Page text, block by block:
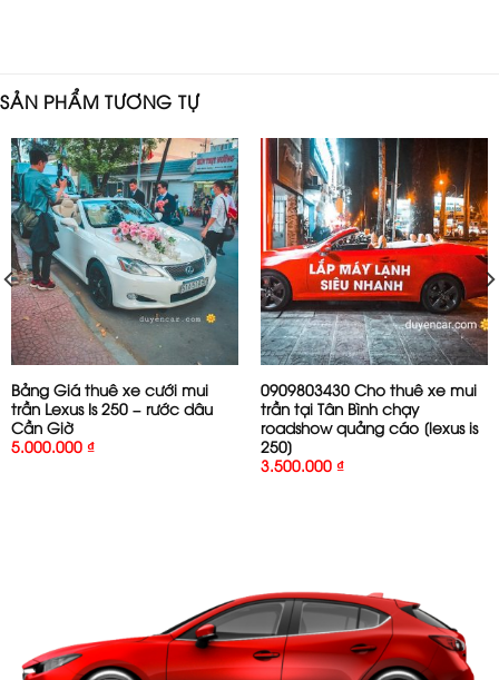
SẢN PHẨM TƯƠNG TỰ
Bảng Giá thuê xe cưới mui
trần Lexus Is 250 – rước dâu
Cần Giờ
5.000.000 ₫
0909803430 Cho thuê xe mui
trần tại Tân Bình chạy
roadshow quảng cáo [lexus is
250]
3.500.000 ₫